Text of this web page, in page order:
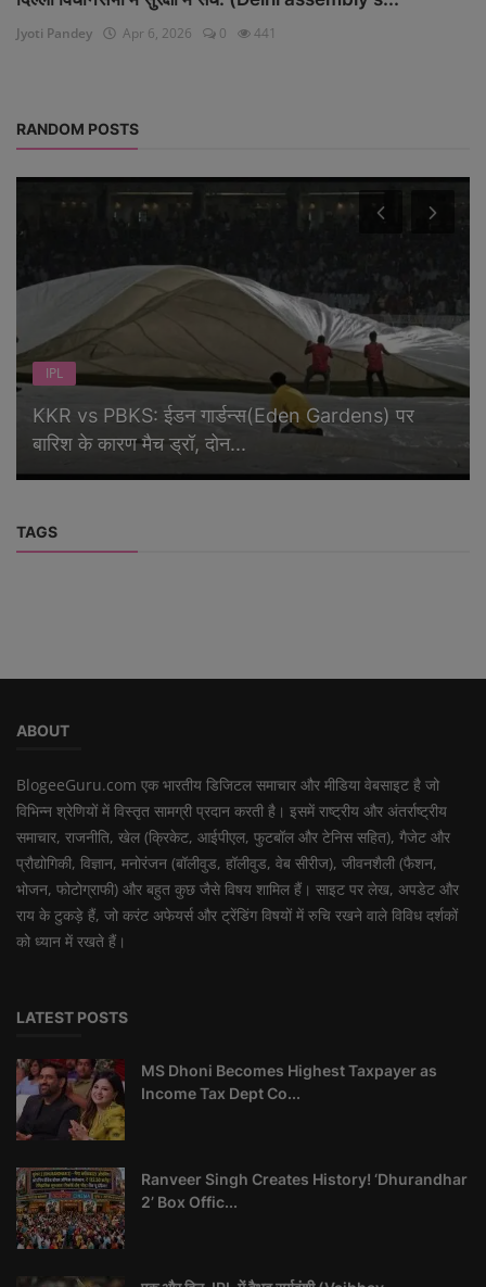
Jyoti Pandey Apr 6, 2026 0 441
RANDOM POSTS
IPL
KKR vs PBKS: ईडन गार्डन्स(Eden Gardens) पर
बारिश के कारण मैच ड्रॉ, दोन...
TAGS
ABOUT
BlogeeGuru.com एक भारतीय डिजिटल समाचार और मीडिया वेबसाइट है जो
विभिन्न श्रेणियों में विस्तृत सामग्री प्रदान करती है। इसमें राष्ट्रीय और अंतर्राष्ट्रीय
समाचार, राजनीति, खेल (क्रिकेट, आईपीएल, फुटबॉल और टेनिस सहित), गैजेट और
प्रौद्योगिकी, विज्ञान, मनोरंजन (बॉलीवुड, हॉलीवुड, वेब सीरीज), जीवनशैली (फैशन,
भोजन, फोटोग्राफी) और बहुत कुछ जैसे विषय शामिल हैं। साइट पर लेख, अपडेट और
राय के टुकड़े हैं, जो करंट अफेयर्स और ट्रेंडिंग विषयों में रुचि रखने वाले विविध दर्शकों
को ध्यान में रखते हैं।
LATEST POSTS
MS Dhoni Becomes Highest Taxpayer as
Income Tax Dept Co...
Ranveer Singh Creates History! ‘Dhurandhar
2’ Box Offic...